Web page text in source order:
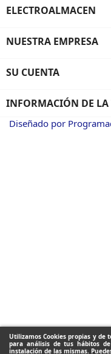
Utilizamos Cookies propias y
para análisis de tus hábitos
instalación de las mismas.
ELECTROALMACEN
NUESTRA EMPRESA
SU CUENTA
INFORMACIÓN DE
Diseñado por